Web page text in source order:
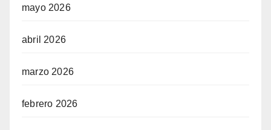
mayo 2026
abril 2026
marzo 2026
febrero 2026